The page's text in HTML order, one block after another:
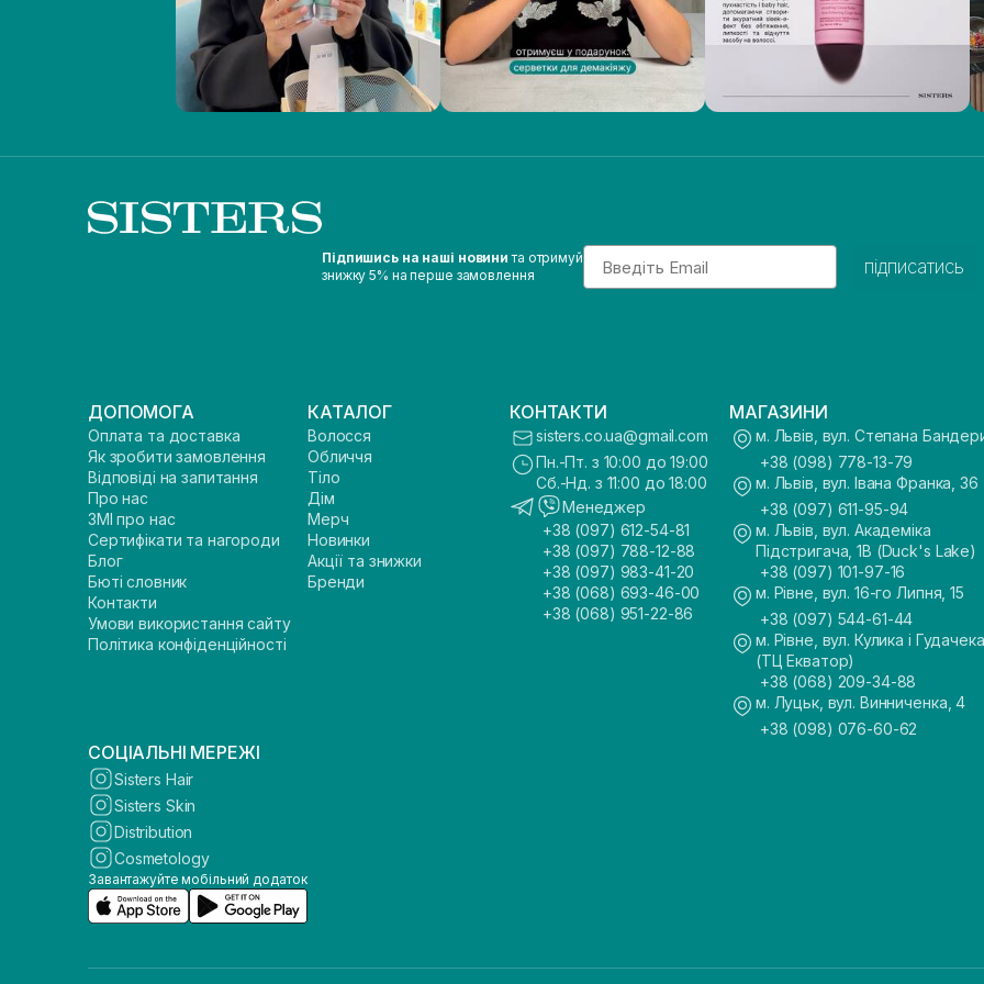
Підпишись на наші новини та отримуй
знижку 5% на перше замовлення
Email
підписатись
ДОПОМОГА
Оплата та доставка
Як зробити замовлення
Відповіді на запитання
Про нас
ЗМІ про нас
Сертифікати та нагороди
Блог
Бюті словник
Контакти
Умови використання сайту
Політика конфіденційності
КАТАЛОГ
Волосся
Обличчя
Тіло
Дім
Мерч
Новинки
Акції та знижки
Бренди
КОНТАКТИ
sisters.co.ua@gmail.com
Пн.-Пт. з 10:00 до 19:00
Сб.-Нд. з 11:00 до 18:00
Менеджер
+38 (097) 612-54-81
+38 (097) 788-12-88
+38 (097) 983-41-20
+38 (068) 693-46-00
+38 (068) 951-22-86
МАГАЗИНИ
м. Львів, вул. Степана
+38 (098) 778-13-79
м. Львів, вул. Івана Франка, 36
+38 (097) 611-95-94
м. Львів, вул. Академіка
Підстригача, 1В (Duck's Lake)
+38 (097) 101-97-16
м. Рівне, вул. 16-го Липня, 15
+38 (097) 544-61-44
м. Рівне, вул. Кулика і
(ТЦ Екватор)
+38 (068) 209-34-88
м. Луцьк, вул. Винниченка, 4
+38 (098) 076-60-62
СОЦІАЛЬНІ МЕРЕЖІ
Sisters Hair
Sisters Skin
Distribution
Cosmetology
Завантажуйте мобільний додаток